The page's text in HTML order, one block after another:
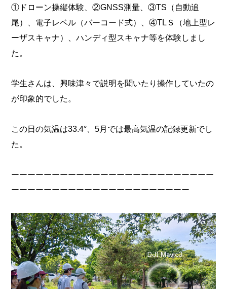
①ドローン操縦体験、②GNSS測量、③TS（自動追
尾）、電子レベル（バーコード式）、④TLＳ（地上型レ
ーザスキャナ）、ハンディ型スキャナ等を体験しまし
た。
学生さんは、興味津々で説明を聞いたり操作していたの
が印象的でした。
この日の気温は33.4°、5月では最高気温の記録更新でし
た。
ーーーーーーーーーーーーーーーーーーーーーーーーー
ーーーーーーーーーーーーーーーーーーーーーー